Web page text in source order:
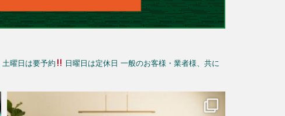
土曜日は要予約 日曜日は定休日 一般のお客様・業者様、共に